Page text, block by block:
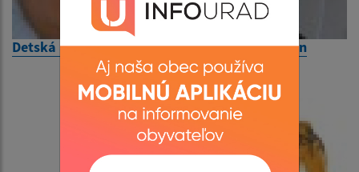
Detská ambulancia - zmena ordinačných hodín